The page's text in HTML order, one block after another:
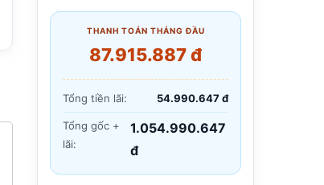
THANH TOÁN THÁNG ĐẦU
87.915.887 đ
Tổng tiền lãi: 54.990.647 đ
Tổng gốc +
lãi:
1.054.990.647
đ